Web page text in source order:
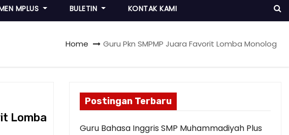
MPLUS BULETIN KONTAK KAMI
Home Guru Pkn SMPMP Juara Favorit Lomba Monolog
Lomba
Postingan Terbaru
Guru Bahasa Inggris SMP Muhammadiyah Plus